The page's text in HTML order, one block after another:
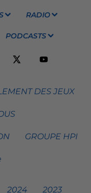
RADIO
PODCASTS
DES JEUX
GROUPE HPI
2024 2023